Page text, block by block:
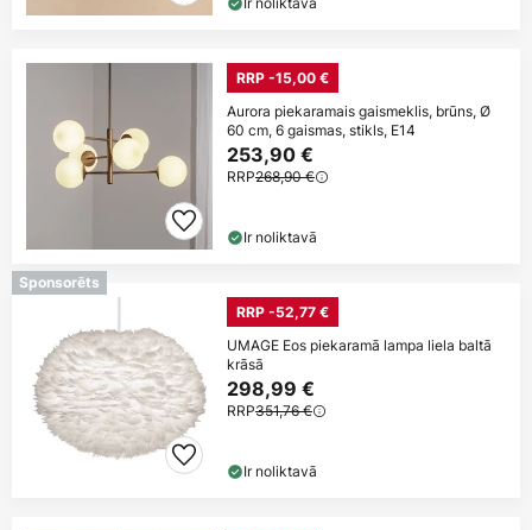
RRP -15,00 €
Aurora piekaramais gaismeklis, brūns, Ø
60 cm, 6 gaismas, stikls, E14
253,90 €
RRP268,90 €
Ir noliktavā
Sponsorēts
RRP -52,77 €
UMAGE Eos piekaramā lampa liela baltā
krāsā
298,99 €
RRP351,76 €
Ir noliktavā